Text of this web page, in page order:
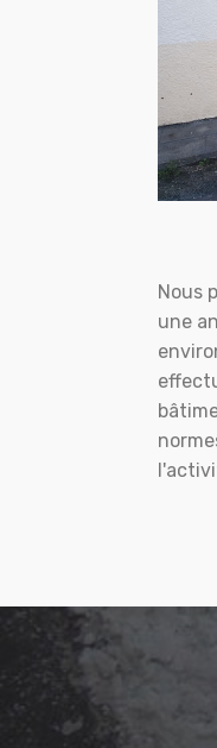
Nous
une